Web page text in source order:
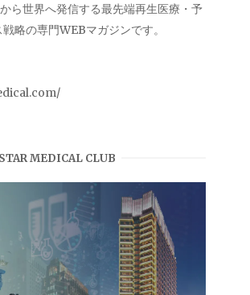
ら世界へ発信する最先端再生医療・予
略の専門WEBマガジンです。
MEDICAL CLUB